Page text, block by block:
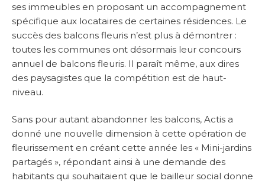
ses immeubles en proposant un accompagnement
spécifique aux locataires de certaines résidences. Le
succès des balcons fleuris n’est plus à démontrer :
toutes les communes ont désormais leur concours
annuel de balcons fleuris. Il paraît même, aux dires
des paysagistes que la compétition est de haut-
niveau.
Sans pour autant abandonner les balcons, Actis a
donné une nouvelle dimension à cette opération de
fleurissement en créant cette année les « Mini-jardins
partagés », répondant ainsi à une demande des
habitants qui souhaitaient que le bailleur social donne